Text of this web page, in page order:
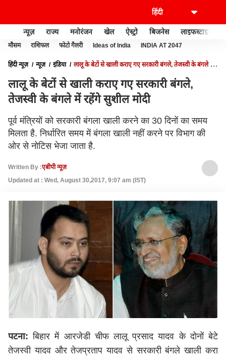
न्यूज़ राज्य मनोरंजन खेल ऐस्ट्रो बिजनेस लाइफस्टाइल
मौसम राशिफल फोटो गैलरी Ideas of India INDIA AT 2047
हिंदी न्यूज़ न्यूज़ इंडिया
लालू के बेटों से खाली कराए गए सरकारी बंगले, तेजस्वी के बंगले में
लालू के बेटों से खाली कराए गए सरकारी बंगले,
तेजस्वी के बंगले में रहेंगे सुशील मोदी
पूर्व मंत्रियों को सरकारी बंगला खाली करने का 30 दिनों का समय
मिलता है. निर्धारित समय में बंगला खाली नहीं करने पर विभाग की
ओर से नोटिस भेजा जाता है.
Written By :एबीपी न्यूज़
Updated at : Wed, August 30,2017, 9:07 am (IST)
पटना:बिहार में आरजेडी चीफ लालू प्रसाद यादव के दोनों बेटे
तेजस्वी यादव और तेजप्रताप यादव से सरकारी बंगले खाली करा